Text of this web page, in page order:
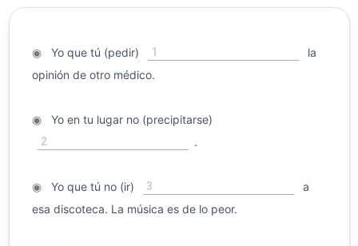
◉Yo que tú (pedir) 1
la
opinión de otro médico.
◉Yo en tu lugar no (precipitarse)
2 .
◉Yo que tú no (ir) 3
a
esa discoteca. La música es de lo peor.